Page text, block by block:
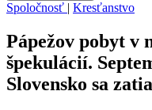
Spoločnosť | Kresťanstvo
Pápežov pobyt v
špekulácií.
Slovensko sa